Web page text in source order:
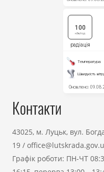
Контакти
43025, м. Луцьк, вул.
19 /
Графік роботи: ПН-ЧТ